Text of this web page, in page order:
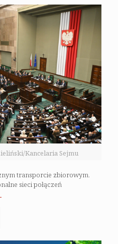
Kancelaria Sejmu
transporcie zbiorowym.
sieci połączeń